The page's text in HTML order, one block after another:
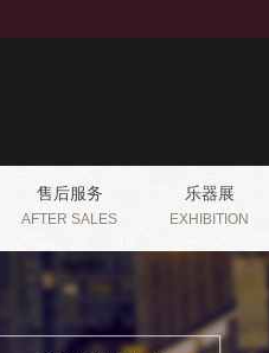
售后服务
AFTER SALES
乐器展
EXHIBITION